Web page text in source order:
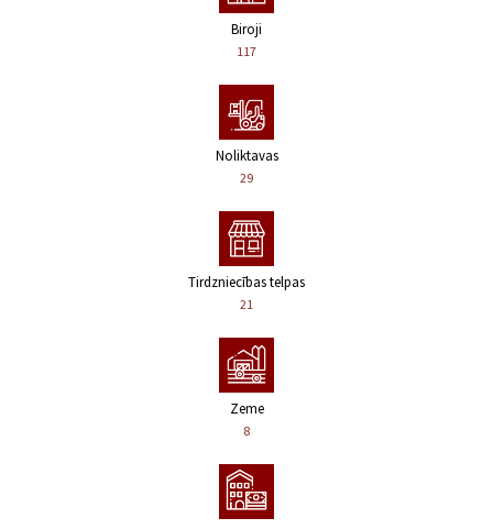
Biroji
117
Noliktavas
29
Tirdzniecības telpas
21
Zeme
8